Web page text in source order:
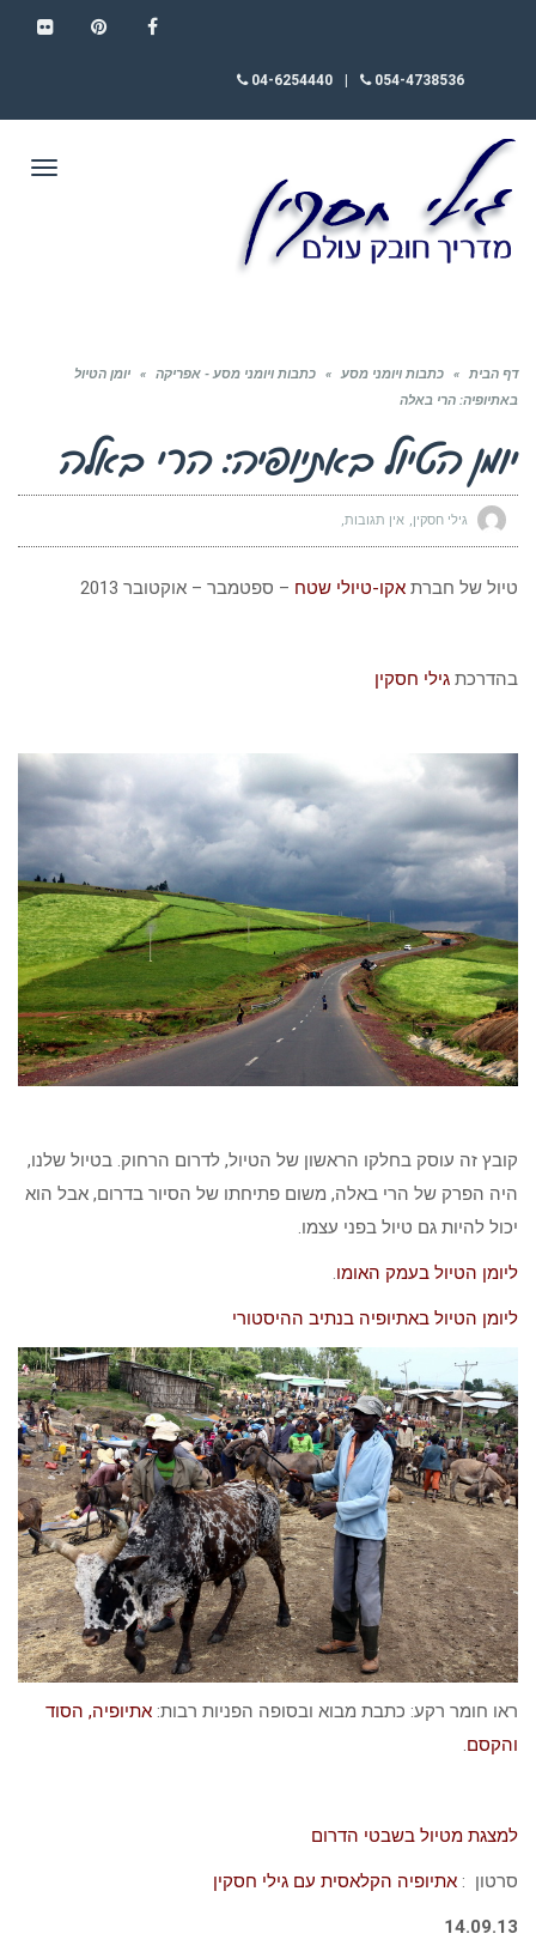
054-4738536
04-6254440
דף הבית » כתבות ויומני מסע » כתבות ויומני מסע - אפריקה »
יומן הטיול
באתיופיה: הרי באלה
יומן הטיול באתיופיה: הרי באלה
גילי חסקין אין תגובות
טיול של חברת אקו-טיולי שטח – ספטמבר – אוקטובר 2013
בהדרכת גילי חסקין
קובץ זה עוסק בחלקו הראשון של הטיול, לדרום הרחוק. בטיול שלנו,
היה הפרק של הרי באלה, משום פתיחתו של הסיור בדרום, אבל הוא
יכול להיות גם טיול בפני עצמו.
ליומן הטיול בעמק האומו.
ליומן הטיול באתיופיה בנתיב ההיסטורי
ראו חומר רקע: כתבת מבוא ובסופה הפניות רבות: אתיופיה, הסוד
והקסם
למצגת מטיול בשבטי הדרום
סרטון : אתיופיה הקלאסית עם גילי חסקין
14.09.13